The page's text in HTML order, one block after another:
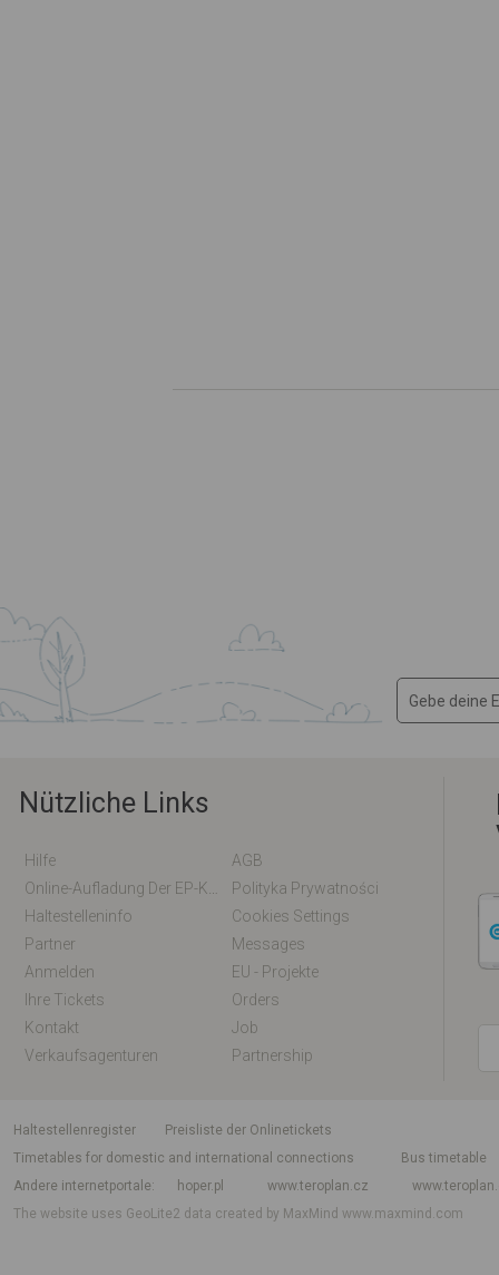
Nützliche Links
Hilfe
AGB
Polityka Prywatności
Haltestelleninfo
Cookies Settings
Partner
Messages
Anmelden
EU - Projekte
Ihre Tickets
Orders
Kontakt
Job
Verkaufsagenturen
Partnership
Haltestellenregister
Preisliste der Onlinetickets
Timetables for domestic and international connections
Bus timetable
Andere internetportale
hoper.pl www.teroplan.cz
The website uses GeoLite2 data created by MaxMindwww.maxmind.com